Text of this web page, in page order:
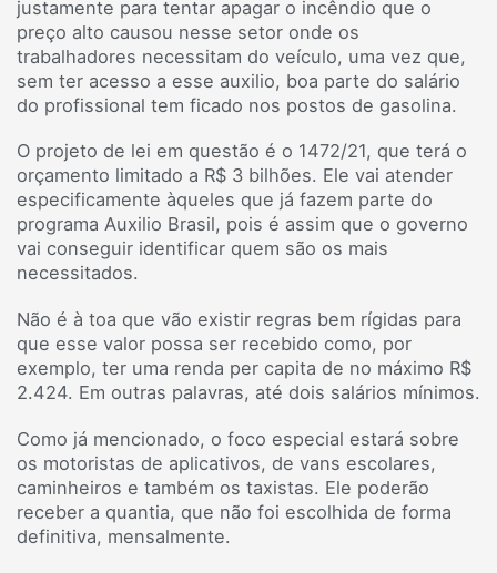
justamente para tentar apagar o incêndio que o
preço alto causou nesse setor onde os
trabalhadores necessitam do veículo, uma vez que,
sem ter acesso a esse auxilio, boa parte do salário
do profissional tem ficado nos postos de gasolina.
O projeto de lei em questão é o 1472/21, que terá o
orçamento limitado a R$ 3 bilhões. Ele vai atender
especificamente àqueles que já fazem parte do
programa Auxilio Brasil, pois é assim que o governo
vai conseguir identificar quem são os mais
necessitados.
Não é à toa que vão existir regras bem rígidas para
que esse valor possa ser recebido como, por
exemplo, ter uma renda per capita de no máximo R$
2.424. Em outras palavras, até dois salários mínimos.
Como já mencionado, o foco especial estará sobre
os motoristas de aplicativos, de vans escolares,
caminheiros e também os taxistas. Ele poderão
receber a quantia, que não foi escolhida de forma
definitiva, mensalmente.